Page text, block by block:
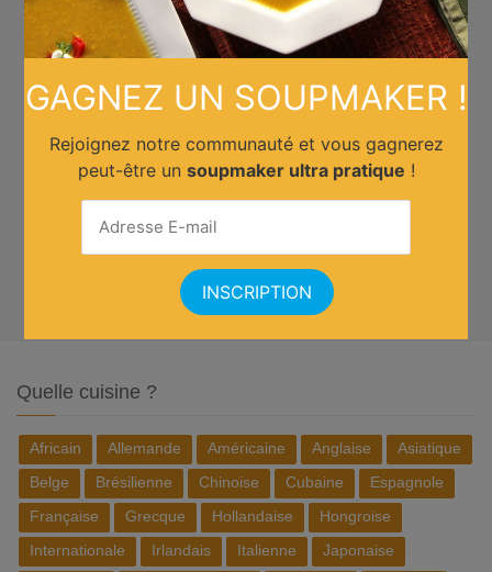
Quelle cuisine ?
Africain Allemande Américaine Anglaise
Asiatique
Belge
Brésilienne Chinoise Cubaine
Espagnole
Française
Grecque Hollandaise
Hongroise
Internationale
Irlandais Italienne
Japonaise
GAGNEZ UN SOUPMAKER !
Rejoignez notre communauté et vous gagnerez
peut-être un soupmaker ultra pratique !